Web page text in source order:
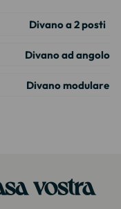
Divano a 2 posti
Divano ad angolo
Divano modulare
vostra